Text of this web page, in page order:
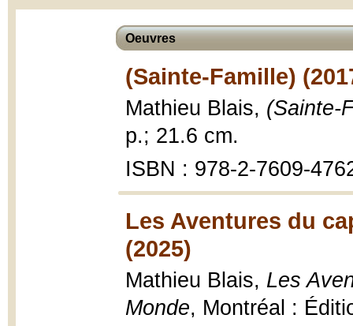
Oeuvres
(Sainte-Famille)
Mathieu Blais, (Sainte-
p.; 21.6 cm.
ISBN : 978-2-7609-
Les Aventures du
(2025)
Mathieu Blais, Les
Monde, Montréal :